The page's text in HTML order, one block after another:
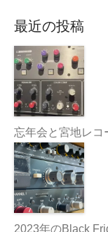
最近の投稿
忘年会と宮地レコ
2023年のBlack